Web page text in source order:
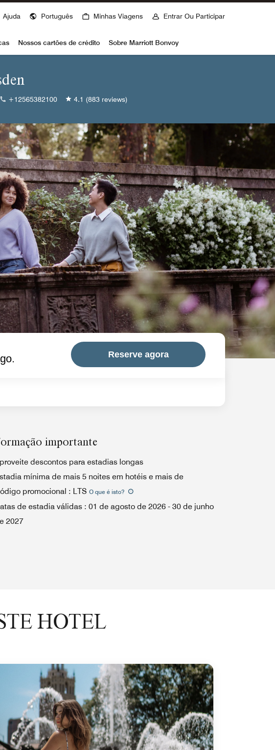
Ajuda Português Minhas Viagens Entrar Ou Participar
Nossos cartões de crédito Sobre Marriott Bonvoy
+12565382100 4.1 (883 reviews)
Reserve agora
importante
descontos para estadias longas
mínima de mais 5 noites em hotéis e mais de
promocional : LTS O que é isto?
de estadia válidas : 01 de agosto de 2026 - 30 de junho
2027
HOTEL